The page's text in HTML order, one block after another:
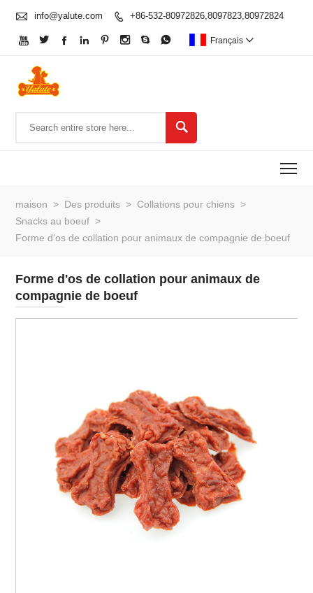
 info@yalute.com  +86-532-80972826,8097823,80972824
        Français 

maison > Des produits > Collations pour chiens >
Snacks au boeuf >
Forme d'os de collation pour animaux de compagnie de boeuf
Forme d'os de collation pour animaux de
compagnie de boeuf